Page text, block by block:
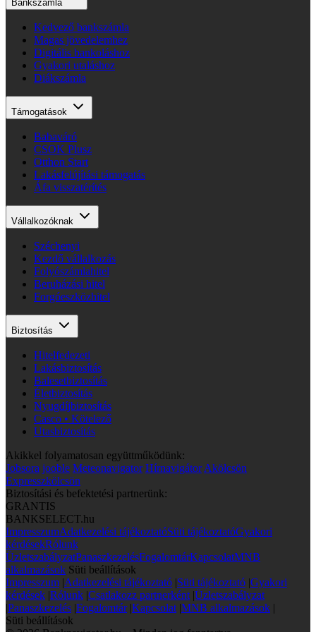
Bankszámla
Kedvező bankszámla
Magas jövedelemhez
Digitális bankoláshoz
Gyakori utaláshoz
Diákszámla
Támogatások
Babaváró
CSOK Plusz
Otthon Start
Lakásfelújítási támogatás
Áfa visszatérítés
Vállalkozóknak
Széchenyi
Kezdő vállalkozás
Folyószámlahitel
Beruházási hitel
Forgóeszközhitel
Biztosítás
Hitelfedezeti
Lakásbiztosítás
Balesetbiztosítás
Életbiztosítás
Nyugdíjbiztosítás
Casco • Kötelező
Utasbiztosítás
Akikkel folyamatosan együttműködünk:
Jobsora jooble Meteonavigator Hírnavigátor Akölcsön
Expresszkölcsön
Biztosítási és befektetési partnerünk:
GRANTIS
BANKSELECT.hu
ImpresszumAdatkezelési tájékoztatóSüti tájékoztatóGyakori
kérdésekRólunk
ÜzletszabályzatPanaszkezelésFogalomtárKapcsolatMNB
alkalmazások Süti beállítások
Impresszum |Adatkezelési tájékoztató |Süti tájékoztató |Gyakori
kérdések |Rólunk |Csatlakozz partnerként |Üzletszabályzat
|Panaszkezelés |Fogalomtár |Kapcsolat |MNB alkalmazások |
Süti beállítások